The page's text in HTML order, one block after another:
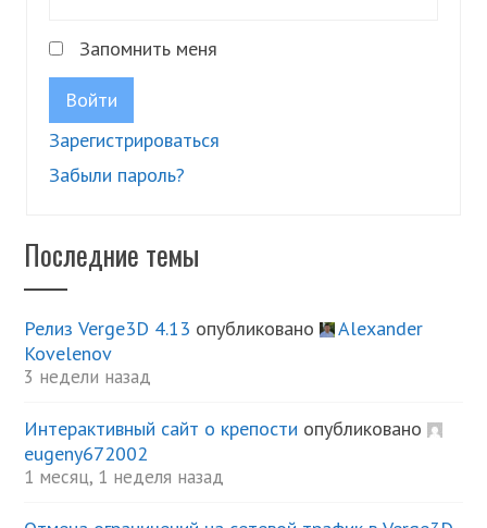
Запомнить меня
Войти
Зарегистрироваться
Забыли пароль?
Последние темы
Релиз Verge3D 4.13 опубликовано
Alexander
Kovelenov
3 недели назад
Интерактивный сайт о крепости опубликовано
eugeny672002
1 месяц, 1 неделя назад